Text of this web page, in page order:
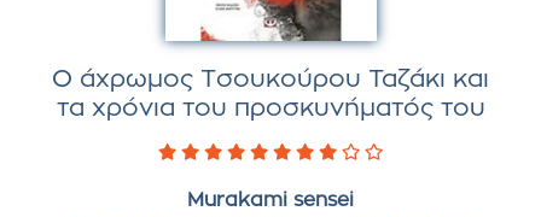
Ο άχρωμος Τσουκούρου Ταζάκι και
τα χρόνια του προσκυνήματός του
Murakami sensei